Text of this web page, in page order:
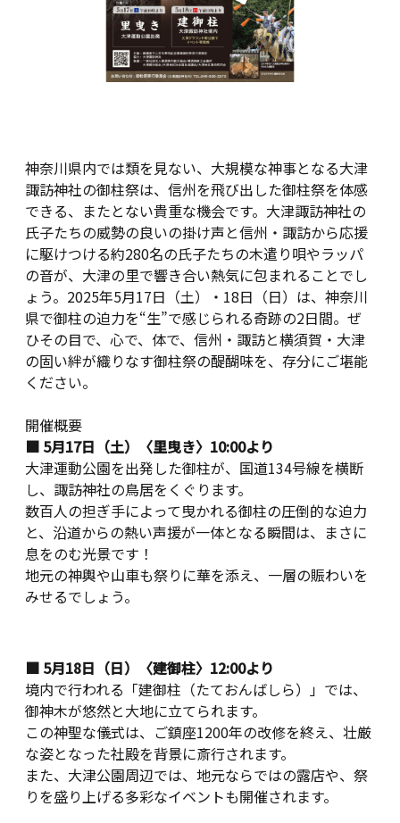
神奈川県内では類を見ない、大規模な神事となる大津
諏訪神社の御柱祭は、信州を飛び出した御柱祭を体感
できる、またとない貴重な機会です。大津諏訪神社の
氏子たちの威勢の良いの掛け声と信州・諏訪から応援
に駆けつける約280名の氏子たちの木遣り唄やラッパ
の音が、大津の里で響き合い熱気に包まれることでし
ょう。2025年5月17日（土）・18日（日）は、神奈川
県で御柱の迫力を“生”で感じられる奇跡の2日間。ぜ
ひその目で、心で、体で、信州・諏訪と横須賀・大津
の固い絆が織りなす御柱祭の醍醐味を、存分にご堪能
ください。
開催概要
■ 5月17日（土）〈里曳き〉10:00より
大津運動公園を出発した御柱が、国道134号線を横断
し、諏訪神社の鳥居をくぐります。
数百人の担ぎ手によって曳かれる御柱の圧倒的な迫力
と、沿道からの熱い声援が一体となる瞬間は、まさに
息をのむ光景です！
地元の神輿や山車も祭りに華を添え、一層の賑わいを
みせるでしょう。
■ 5月18日（日）〈建御柱〉12:00より
境内で行われる「建御柱（たておんばしら）」では、
御神木が悠然と大地に立てられます。
この神聖な儀式は、ご鎮座1200年の改修を終え、壮厳
な姿となった社殿を背景に斎行されます。
また、大津公園周辺では、地元ならではの露店や、祭
りを盛り上げる多彩なイベントも開催されます。